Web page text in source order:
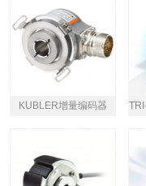
KUBLER增量编码器